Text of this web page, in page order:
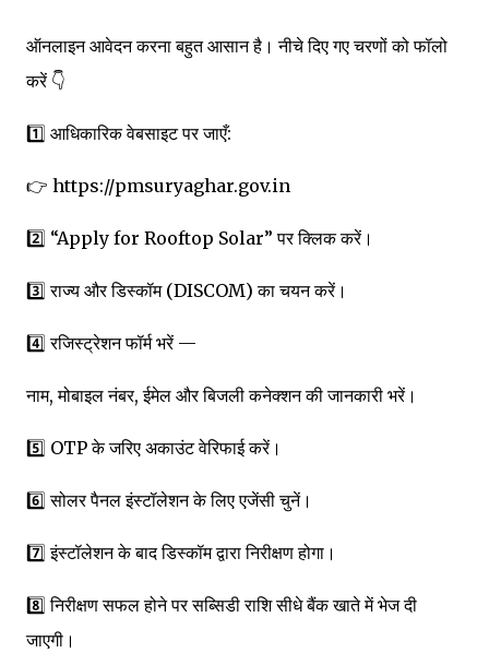
ऑनलाइन आवेदन करना बहुत आसान है। नीचे दिए गए चरणों को फॉलो
करें 👇
1️⃣ आधिकारिक वेबसाइट पर जाएँ:
👉 https://pmsuryaghar.gov.in
2️⃣ “Apply for Rooftop Solar” पर क्लिक करें।
3️⃣ राज्य और डिस्कॉम (DISCOM) का चयन करें।
4️⃣ रजिस्ट्रेशन फॉर्म भरें —
नाम, मोबाइल नंबर, ईमेल और बिजली कनेक्शन की जानकारी भरें।
5️⃣ OTP के जरिए अकाउंट वेरिफाई करें।
6️⃣ सोलर पैनल इंस्टॉलेशन के लिए एजेंसी चुनें।
7️⃣ इंस्टॉलेशन के बाद डिस्कॉम द्वारा निरीक्षण होगा।
8️⃣ निरीक्षण सफल होने पर सब्सिडी राशि सीधे बैंक खाते में भेज दी
जाएगी।